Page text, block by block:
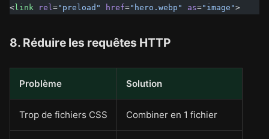
<link rel ="preload" href="hero.webp" as="image">
8. Réduire les requêtes HTTP
Problème Solution
Trop de fichiers CSS Combiner en 1 fichier